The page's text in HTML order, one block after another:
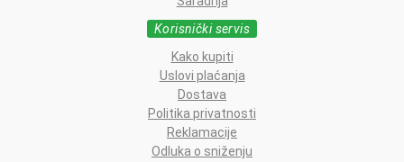
Korisnički servis
Kako kupiti
Uslovi plaćanja
Dostava
Politika privatnosti
Reklamacije
Odluka o sniženju